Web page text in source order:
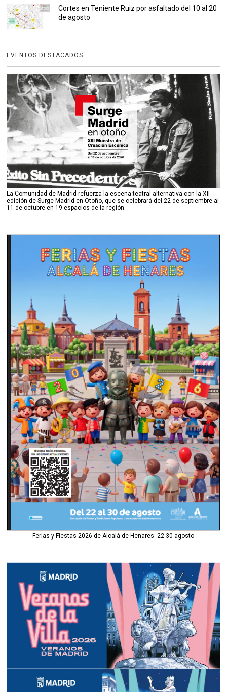
Cortes en Teniente Ruiz por asfaltado del 10 al 20
de agosto
EVENTOS DESTACADOS
La Comunidad de Madrid refuerza la escena teatral alternativa con la XII
edición de Surge Madrid en Otoño, que se celebrará del 22 de septiembre al
11 de octubre en 19 espacios de la región.
Ferias y Fiestas 2026 de Alcalá de Henares: 22-30 agosto